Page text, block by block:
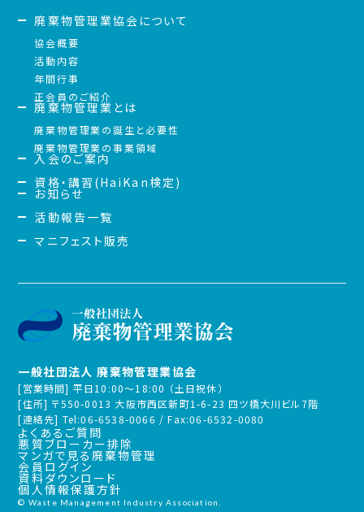
廃棄物管理業協会について
協会概要
活動内容
年間行事
正会員のご紹介
廃棄物管理業とは
廃棄物管理業の誕生と必要性
廃棄物管理業の事業領域
入会のご案内
資格・講習(HaiKan検定)
お知らせ
活動報告一覧
マニフェスト販売
一般社団法人 廃棄物管理業協会
[営業時間] 平日10:00～18:00 （土日祝休）
[住所] 〒550-0013 大阪市西区新町1-6-23 四ツ橋大川ビル7階
[連絡先] Tel:06-6538-0066 / Fax:06-6532-0080
よくあるご質問
悪質ブローカー排除
マンガで見る廃棄物管理
会員ログイン
資料ダウンロード
個人情報保護方針
© Waste Management Industry Association.